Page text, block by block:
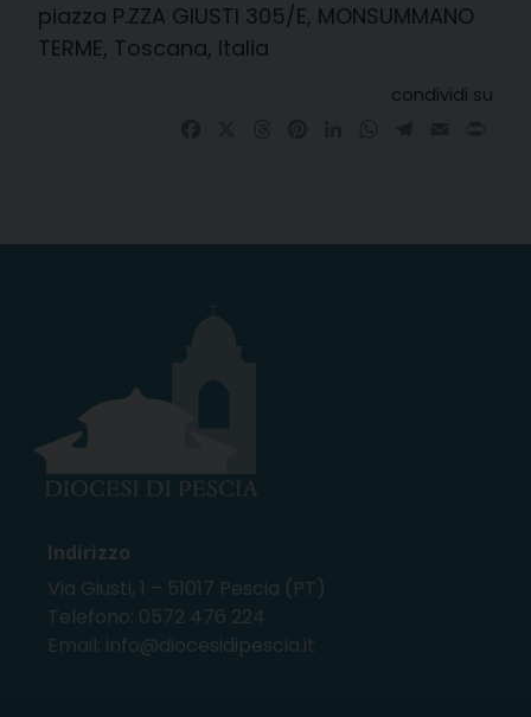
piazza P.ZZA GIUSTI 305/E, MONSUMMANO
TERME, Toscana, Italia
condividi su
Indirizzo
Via Giusti, 1 – 51017 Pescia (PT)
Telefono: 0572 476 224
Email: info@diocesidipescia.it